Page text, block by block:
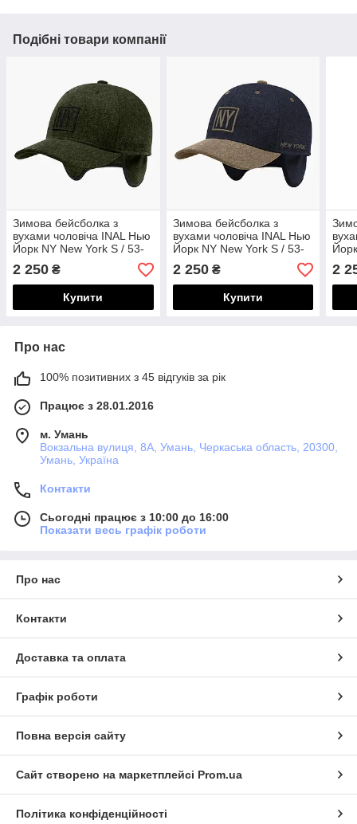
Подібні товари компанії
Зимова бейсболка з
вухами чоловіча INAL Нью
Йорк NY New York S / 53-
54 Темно-оливковий
42453
2 250 ₴
Купити
Зимова бейсболка з
вухами чоловіча INAL Нью
Йорк NY New York S / 53-
54 Темно-синій/ Хакі
24553
2 250₴
Купити
54
2
Про нас
100% позитивних з 45 відгуків за рік
Працює з 28.01.2016
м. Умань
Вокзальна вулиця, 8А, Умань, Черкаська область, 20300,
Умань, Україна
Контакти
Сьогодні працює з 10:00 до 16:00
Показати весь графік роботи
Про нас
Контакти
Доставка та оплата
Графік роботи
Повна версія сайту
Сайт створено на маркетплейсі Prom.ua
Політика конфіденційності